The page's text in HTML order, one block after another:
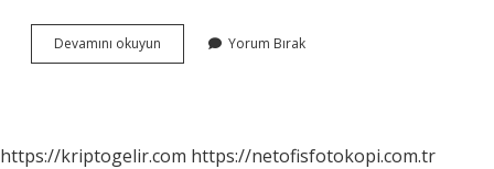
Devamını okuyun
Kaplama
Yorum Bırak
https://kriptogelir.com https://netofisfotokopi.com.tr